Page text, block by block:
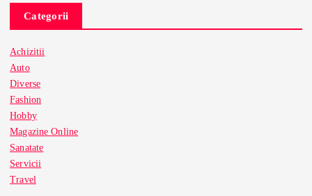
Categorii
Achizitii
Auto
Diverse
Fashion
Hobby
Magazine Online
Sanatate
Servicii
Travel